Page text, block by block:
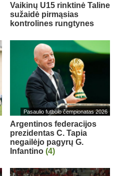
Vaikinų U15 rinktinė Taline
sužaidė pirmąsias
kontrolines rungtynes
Pasaulio futbolo čempionatas 2026
Argentinos federacijos
prezidentas C. Tapia
negailėjo pagyrų G.
Infantino (4)